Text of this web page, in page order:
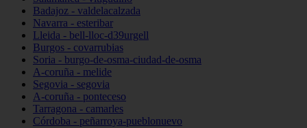
Badajoz - valdelacalzada
Navarra - esteribar
Lleida - bell-lloc-d39urgell
Burgos - covarrubias
Soria - burgo-de-osma-ciudad-de-osma
A-coruña - melide
Segovia - segovia
A-coruña - ponteceso
Tarragona - camarles
Córdoba - peñarroya-pueblonuevo